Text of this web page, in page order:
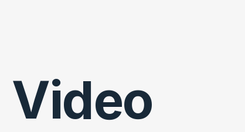
Video